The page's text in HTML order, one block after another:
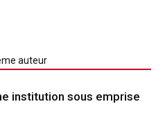
auteur
institution sous emprise